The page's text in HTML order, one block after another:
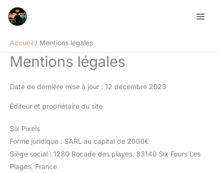
Accueil
Mentions légales
Mentions légales
Date de dernière mise à jour : 12 décembre 2023
Éditeur et propriétaire du site
Six Pixels
Forme juridique : SARL au capital de 2000€
Siège social : 1280 Rocade des playes, 83140 Six Fours Les
Plages, France